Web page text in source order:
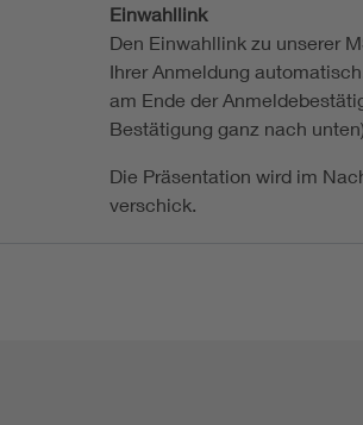
Einwahllink
Den Einwahllink zu unserer
Ihrer Anmeldung
am Ende der
Bestätigung ganz nach
Die Präsentation wird im
verschick.